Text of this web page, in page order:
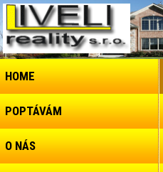
HOME
POPTÁVÁM
O NÁS